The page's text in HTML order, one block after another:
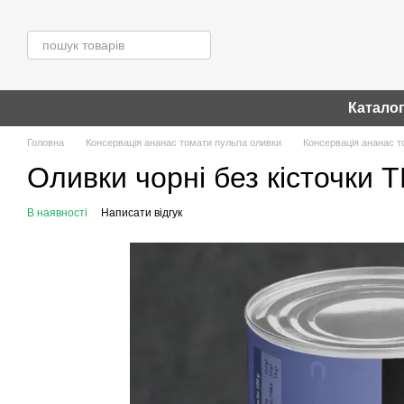
Каталог
Головна Консервація ананас томати пульпа оливки Консервація ананас
Оливки чорні без кісточки
В наявності Написати відгук